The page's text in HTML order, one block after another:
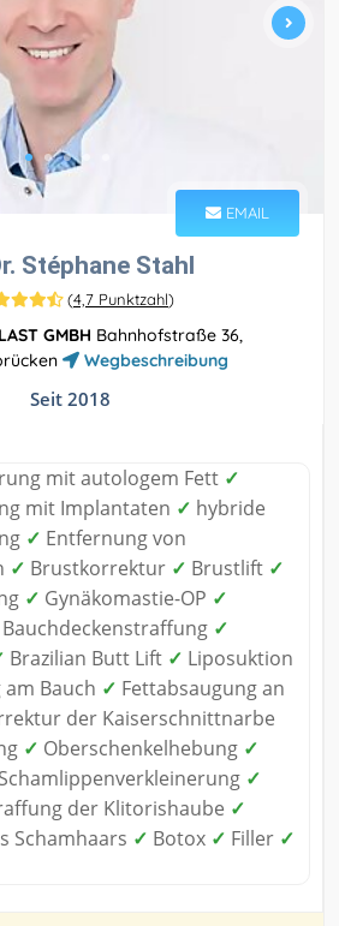
EMAIL
Stéphane Stahl
(4,7 Punktzahl)
GMBH Bahnhofstraße 36,
Wegbeschreibung
Seit 2018
mit autologem Fett ✓
mit Implantaten ✓ hybride
✓ Entfernung von
✓ Brustkorrektur ✓ Brustlift ✓
✓ Gynäkomastie-OP ✓
Bauchdeckenstraffung ✓
Brazilian Butt Lift ✓ Liposuktion
Bauch ✓ Fettabsaugung an
der Kaiserschnittnarbe
✓ Oberschenkelhebung ✓
Schamlippenverkleinerung ✓
der Klitorishaube ✓
Schamhaars ✓ Botox ✓ Filler ✓